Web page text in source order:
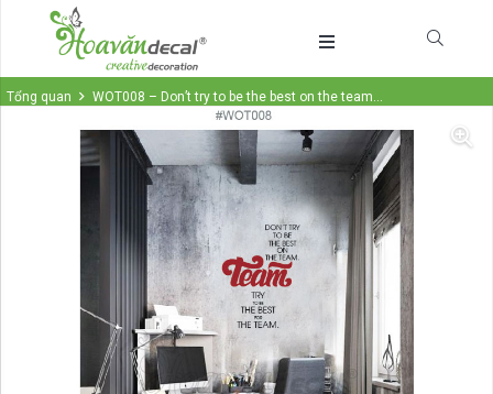
Tổng quan WOT008 – Don’t try to be the best on the team…